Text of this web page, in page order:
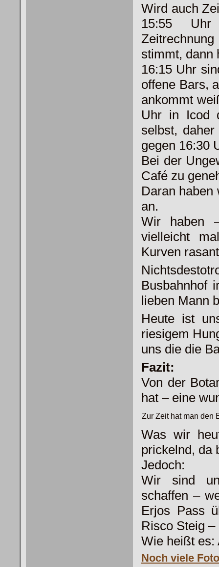
Wird auch
15:55
stimmt, dann
16:15 Uhr
offene Bars,
ankommt
Uhr in Icod
selbst,
gegen 16:30
Bei der
Café zu
Daran haben
an.
Wir haben
vielleicht
Kurven
Busbahnhof
lieben Mann
Heute ist
riesigem
uns die die
Fazit:
Von der
hat – eine
Zur Zeit hat man den
Was wir
prickelnd, da
Jedoch:
Wir sind
schaffen –
Erjos Pass
Risco Steig
Wie heißt es:
Noch viele